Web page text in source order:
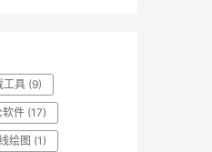
工具 (9)
软件 (17)
绘图 (1)